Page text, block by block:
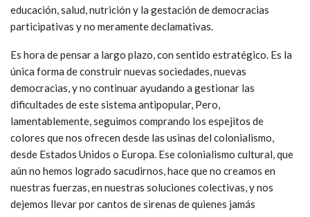
educación, salud, nutrición y la gestación de democracias
participativas y no meramente declamativas.
Es hora de pensar a largo plazo, con sentido estratégico. Es la
única forma de construir nuevas sociedades, nuevas
democracias, y no continuar ayudando a gestionar las
dificultades de este sistema antipopular, Pero,
lamentablemente, seguimos comprando los espejitos de
colores que nos ofrecen desde las usinas del colonialismo,
desde Estados Unidos o Europa. Ese colonialismo cultural, que
aún no hemos logrado sacudirnos, hace que no creamos en
nuestras fuerzas, en nuestras soluciones colectivas, y nos
dejemos llevar por cantos de sirenas de quienes jamás